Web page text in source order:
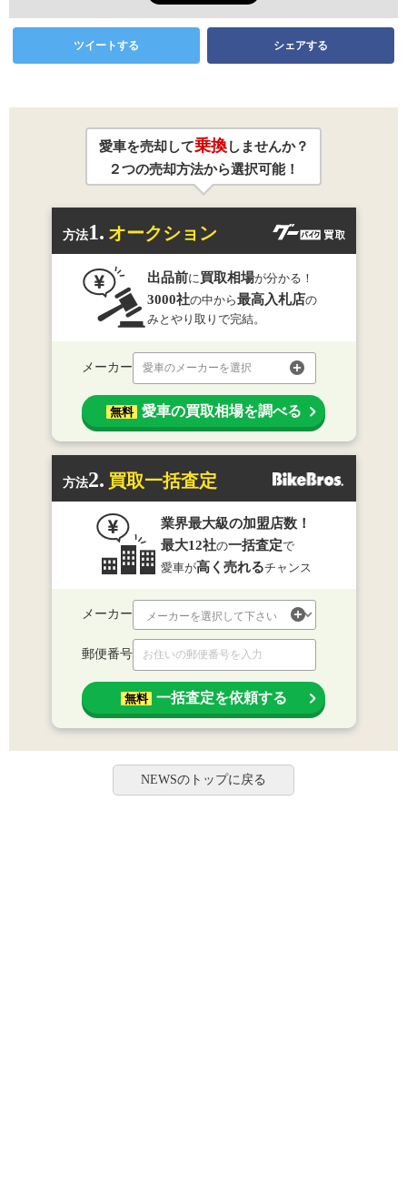
ツイートする シェアする
愛車を売却して乗換しませんか？
２つの売却方法から選択可能！
方法1. オークション
出品前に 買取相場が分かる！
3000社の中から最高入札店の
みとやり取りで完結。
メーカー 愛車のメーカーを選択
無料 愛車の買取相場を調べる
方法2. 買取一括査定
業界最大級の加盟店数！
最大12社の一括査定で
愛車が高く売れるチャンス
メーカー
郵便番号
無料 一括査定を依頼する
NEWSのトップに戻る